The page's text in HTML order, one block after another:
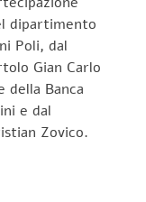
dipartimento
Poli, dal
Gian Carlo
Banca
e dal
Zovico.